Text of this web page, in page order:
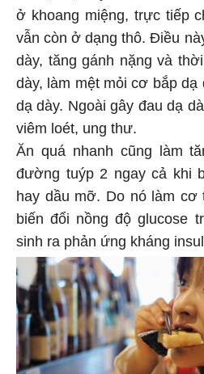
ở khoang miệng, trực tiếp
vẫn còn ở dạng thô. Điều
dày, tăng gánh nặng và
dày, làm mệt mỏi cơ bắp dạ
dạ dày. Ngoài gây đau dạ
viêm loét, ung thư.
Ăn quá nhanh cũng làm
đường tuýp 2 ngay cả khi
hay dầu mỡ. Do nó làm cơ
biến đổi nồng độ glucose
sinh ra phản ứng kháng